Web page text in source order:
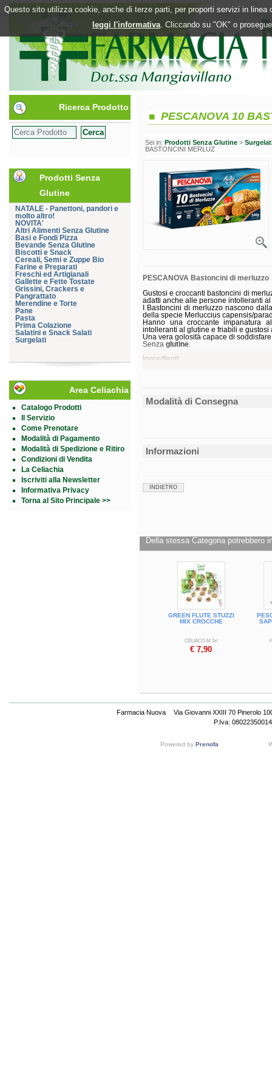
Questo sito utilizza cookie, anche di terze parti, per proporti servizi in
leggi l'informativa. Cliccando su "OK" o
Ricerca Prodotto
Prodotti Senza
Glutine
NATALE - Panettoni, pandori e
molto altro!
NOVITA'
Altri Alimenti Senza Glutine
Basi e Fondi Pizza
Bevande Senza Glutine
Biscotti e Snack
Cereali, Semi e Zuppe Bio
Farine e Preparati
Freschi ed Artigianali
Gallette e Fette Tostate
Grissini, Crackers e
Pangrattato
Merendine e Torte
Pane
Pasta
Prima Colazione
Salatini e Snack Salati
Surgelati
Area Celiachia
Catalogo Prodotti
Il Servizio
Come Prenotare
Modalità di Pagamento
Modalità di Spedizione e Ritiro
Condizioni di Vendita
La Celiachia
Iscriviti alla Newsletter
Informativa Privacy
Torna al Sito Principale >>
PESCANOVA 10
Sei in: Prodotti Senza Glutine >
BASTONCINI MERLUZ
PESCANOVA Bastoncini di merluzzo
Gustosi e croccanti bastoncini di
adatti anche alle persone intolleranti
I Bastoncini di merluzzo nascono
della specie Merluccius capensis/
Hanno una croccante
intolleranti al glutine e friabili e gustosi
Una vera golosità capace di
Senzaglutine.
Ingredienti
Valori nutrizionali
Carboidrati
di cui zuccheri
Modalità d'uso
Conservare ad una temperatura pari o
Confezione da 300 g, contenente 10
Modalità di Consegna
Informazioni
INDIETRO
Della stessa Categoria potrebbero
GREEN FLUTE STUZZI
MIX CROCCHE
CELIACO.M Srl
€ 7,90
Farmacia Nuova
Via Giovanni XXIII 70 Pinerolo
P.Iva: 08022350014
Powered by Prenofa